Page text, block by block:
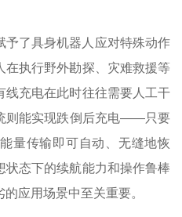
予了具身机器人应对特殊动作
在执行野外勘探、灾难救援等
线充电在此时往往需要人工干
则能实现跌倒后充电——只要
量传输即可自动、无缝地恢
态下的续航能力和操作鲁棒
应用场景中至关重要。